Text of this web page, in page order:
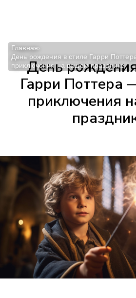
День
Гарри Поттера
приключения
Главная›
День рождения в стиле Гарри
приключения на вашем празднике